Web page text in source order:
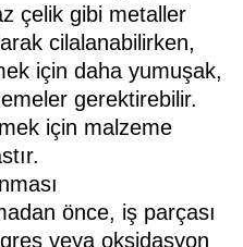
çelik gibi metaller
cilalanabilirken,
için daha yumuşak,
gerektirebilir.
için malzeme
önce, iş parçası
veya oksidasyon